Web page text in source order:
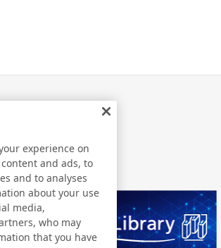
experience on
and ads, to
and to analyses
about your use
media,
who may
that you have